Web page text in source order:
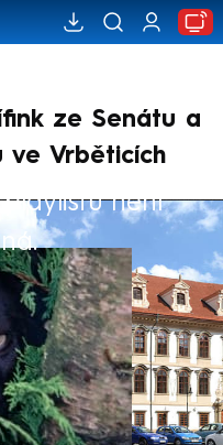
ze Senátu a
ve Vrběticích
není